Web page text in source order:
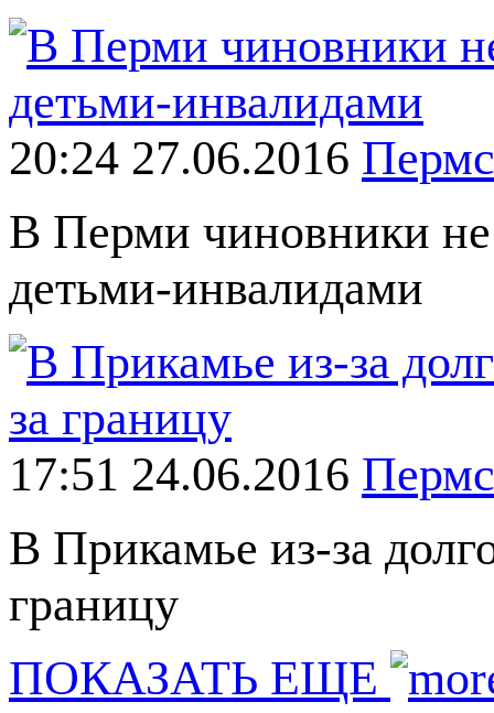
20:24 27.06.2016
В Перми чиновники не
детьми-инвалидами
17:51 24.06.2016
В Прикамье из-за
границу
ПОКАЗАТЬ ЕЩЕ